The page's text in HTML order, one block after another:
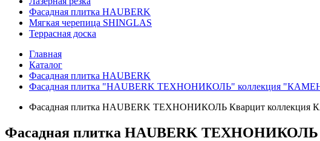
Фасадная плитка HAUBERK
Мягкая черепица SHINGLAS
Террасная доска
Главная
Каталог
Фасадная плитка HAUBERK
Фасадная плитка "HAUBERK ТЕХНОНИКОЛЬ" коллекция
Фасадная плитка HAUBERK ТЕХНОНИКОЛЬ Кварцит
Фасадная плитка HAUBERK